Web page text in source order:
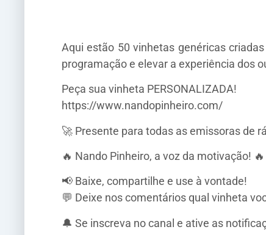
Aqui estão 50 vinhetas genéricas
programação e elevar a experiência dos
Peça sua vinheta PERSONALIZADA!
https://www.nandopinheiro.com/
🚀 Presente para todas as emissoras de
🔥 Nando Pinheiro, a voz da motivação! 🔥
📢 Baixe, compartilhe e use à vontade!
💬 Deixe nos comentários qual vinheta
🔔 Se inscreva no canal e ative as